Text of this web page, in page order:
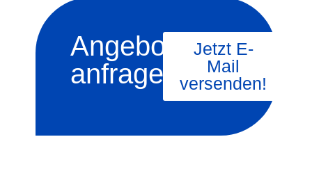
Angebot
anfragen
Jetzt E-
Mail
versenden!